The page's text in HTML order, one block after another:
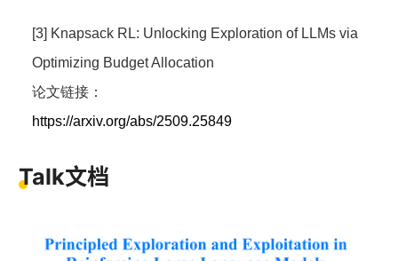
[3] Knapsack RL: Unlocking Exploration of LLMs via
Optimizing Budget Allocation
论文链接：
https://arxiv.org/abs/2509.25849
Talk文档